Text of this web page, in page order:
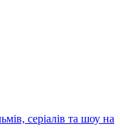
серіалів та шоу на